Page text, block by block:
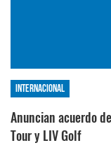
Internacional
Anuncian acuerdo
Tour y LIV Golf